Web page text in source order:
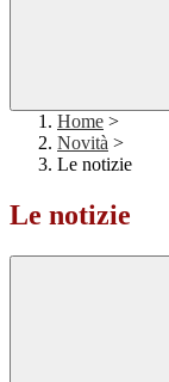
Home >
Novità >
Le notizie
Le notizie